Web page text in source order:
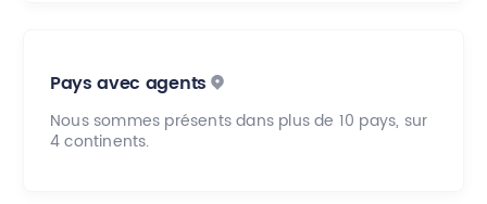
Pays avec agents
Nous sommes présents dans plus de 10 pays, sur
4 continents.